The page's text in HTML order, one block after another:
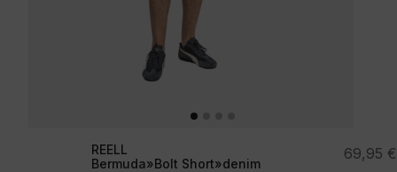
REELL
Bermuda»Bolt Short»denim
69,95 €